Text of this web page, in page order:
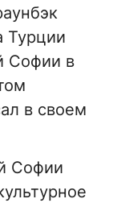
Турции
Софии в
в своем
Софии